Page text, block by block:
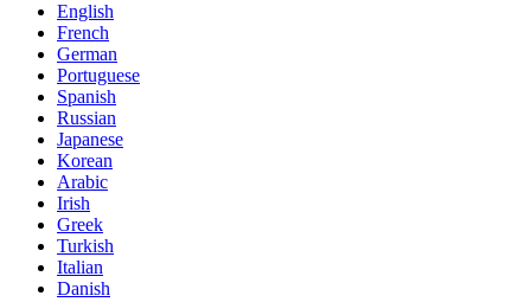
English
French
German
Portuguese
Spanish
Russian
Japanese
Korean
Arabic
Irish
Greek
Turkish
Italian
Danish